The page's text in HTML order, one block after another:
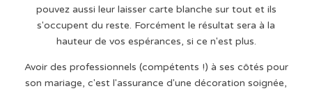
pouvez aussi leur laisser carte blanche sur tout et ils
s'occupent du reste. Forcément le résultat sera à la
hauteur de vos espérances, si ce n'est plus.
Avoir des professionnels (compétents !) à ses côtés pour
son mariage, c'est l'assurance d'une décoration soignée,